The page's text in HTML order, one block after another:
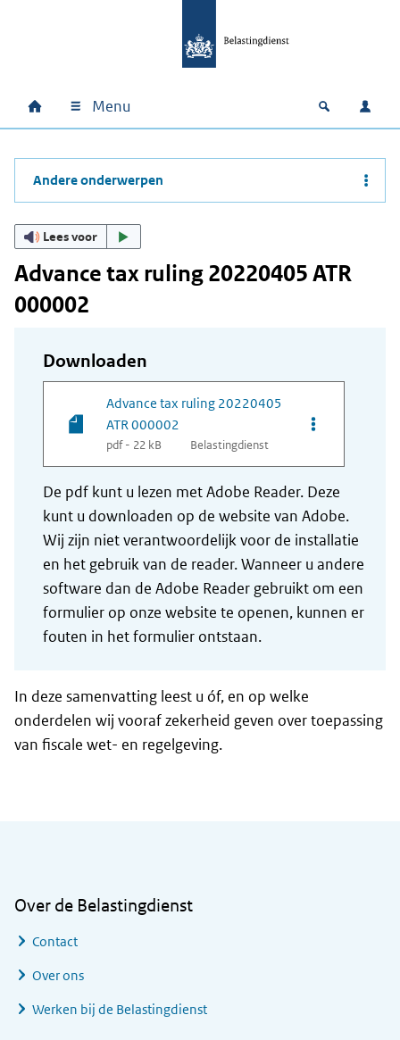
Hoofdnavigatie
Home Menu Open
Andere onderwerpen
Lees voor
Advance tax ruling 20220405 ATR
000002
Downloaden
Advance tax ruling 20220405
ATR 000002
pdf - 22 kB Belastingdienst
Opties van
De pdf kunt u lezen met Adobe Reader. Deze
kunt u downloaden op de website van Adobe.
Wij zijn niet verantwoordelijk voor de installatie
en het gebruik van de reader. Wanneer u andere
software dan de Adobe Reader gebruikt om een
formulier op onze website te openen, kunnen er
fouten in het formulier ontstaan.
In deze samenvatting leest u óf, en op welke
onderdelen wij vooraf zekerheid geven over toepassing
van fiscale wet- en regelgeving.
Over de Belastingdienst
Contact
Over ons
Werken bij de Belastingdienst